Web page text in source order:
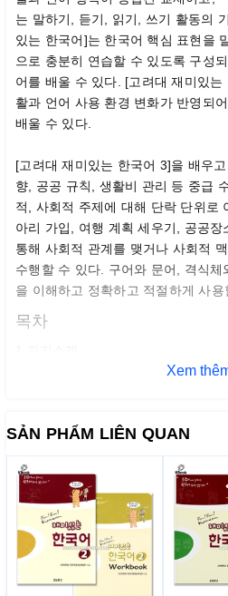
는 말하기, 듣기, 읽기, 쓰기 활동의
있는 한국어]는 한국어 핵심 표현을
으로 충분히 연습할 수 있도록 구성
어를 배울 수 있다. [고려대 재미있는
활과 언어 사용 환경 변화가 반영되
배울 수 있다.
[고려대 재미있는 한국어 3]을 배우
향, 공공 규칙, 생활비 관리 등 중급
적, 사회적 주제에 대해 단락 단위로
아리 가입, 여행 계획 세우기, 공공
통해 사회적 관계를 맺거나 사회적
수행할 수 있다. 구어와 문어, 격식
을 이해하고 정확하고 적절하게 사용
목차
5 나의 생활
6 문자 메시지 2
7 특별한 물건
8 문의·부탁 이메일
9 문장의 확장
10 묘사
11 서사
12 설명하는 글
Xem
SẢN PHẨM LIÊN QUAN